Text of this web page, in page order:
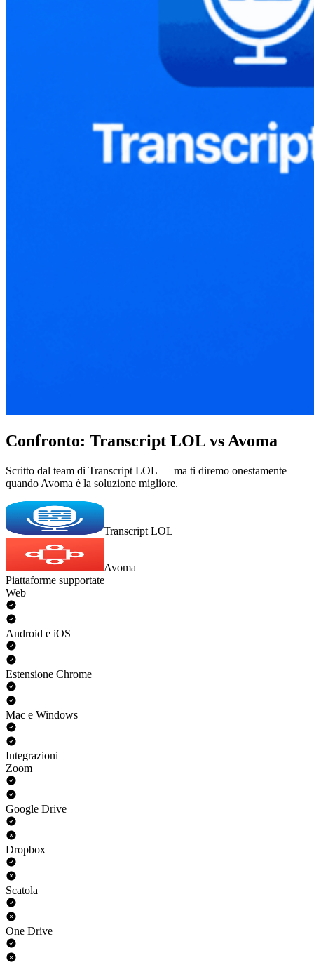
Confronto: Transcript LOL vs Avoma
Scritto dal team di Transcript LOL — ma ti diremo onestamente
quando Avoma è la soluzione migliore.
Transcript LOL
Avoma
Piattaforme supportate
Web
Android e iOS
Estensione Chrome
Mac e Windows
Integrazioni
Zoom
Google Drive
Dropbox
Scatola
One Drive